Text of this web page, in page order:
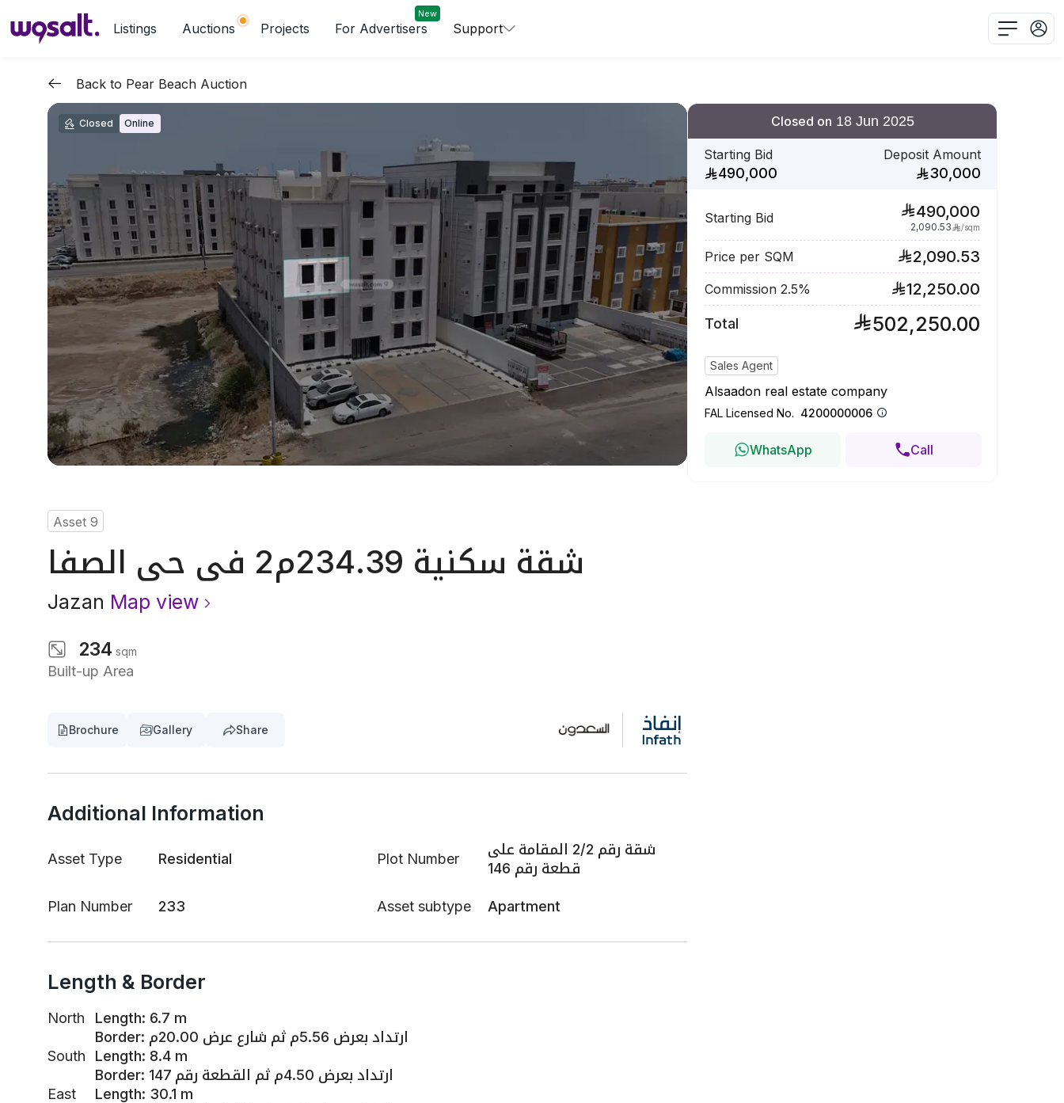
Listings Auctions Projects For Advertisers
New
Support
Back to Pear Beach Auction
Closed Online
Asset 9
شقة سكنية 234.39م2 في حي الصفا
Jazan Map view
234 sqm
Built-up Area
Brochure Gallery Share
Additional Information
Asset Type Residential Plot Number
شقة رقم 2/2 المقامة على
قطعة رقم 146
Plan Number 233 Asset subtype Apartment
Length & Border
North Length: 6.7 m
Border:
ارتداد بعرض 5.56م ثم شارع عرض 20.00م
South
Length: 8.4 m
Border:
ارتداد بعرض 4.50م ثم القطعة رقم 147
East
Length: 30.1 m
Closed on 18 Jun 2025
Starting Bid
490,000
Deposit Amount
30,000
Starting Bid 490,000
2,090.53 /sqm
Price per SQM 2,090.53
Commission 2.5% 12,250.00
Total 502,250.00
Sales Agent
Alsaadon real estate company
FAL Licensed No. 4200000006
WhatsApp Call